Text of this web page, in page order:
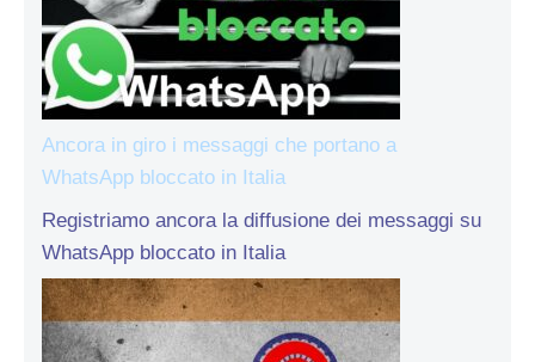
Ancora in giro i messaggi che portano a
WhatsApp bloccato in Italia
Registriamo ancora la diffusione dei messaggi su
WhatsApp bloccato in Italia